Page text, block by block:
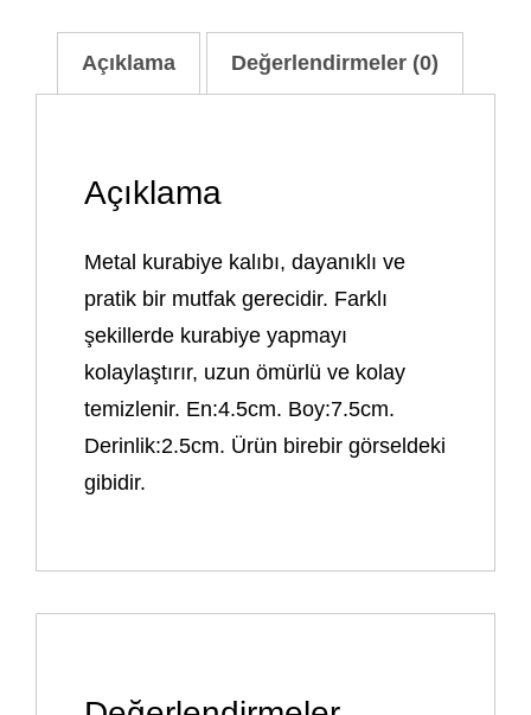
Açıklama Değerlendirmeler (0)
Açıklama
Metal kurabiye kalıbı, dayanıklı ve
pratik bir mutfak gerecidir. Farklı
şekillerde kurabiye yapmayı
kolaylaştırır, uzun ömürlü ve kolay
temizlenir. En:4.5cm. Boy:7.5cm.
Derinlik:2.5cm. Ürün birebir görseldeki
gibidir.